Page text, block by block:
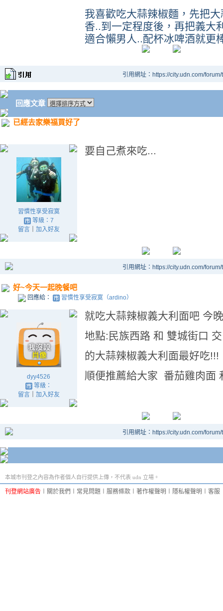
我喜歡吃大蒜辣椒麵，先把
香..到一定程度後，再把義大
適合懶男人..配杯冰啤酒就更
引用網址：https://city.udn.com/
回應文章
已經去家樂福買好了
習慣性享受寂寞
等級：7
留言｜ 加入好友
要自己煮來吃...
引用網址：https://city.udn.com/
好~今天一起晚餐吧
回應給： 習慣性享受寂寞（ardino）
dyy4526
等級：
留言｜ 加入好友
就吃大蒜辣椒義大利面吧 今晚
地點:民族西路 和 雙城街口
的大蒜辣椒義大利面最好吃!!!
順便推薦給大家 番茄雞肉面
引用網址：https://city.udn.com/
本城市刊登之內容為作者個人自行提供上傳，不代表 udn 立場。
刊登網站廣告 關於我們 常見問題 服務條款 著作權聲明 隱私權聲明 客服